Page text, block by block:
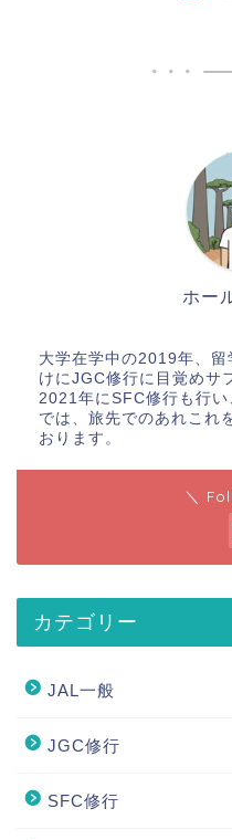
ホー
大学在学中の2019年、
けにJGC修行に目覚めサ
2021年にSFC修行も行
では、旅先でのあれこれ
おります。
＼
カテゴリー
JAL一般
JGC修行
SFC修行